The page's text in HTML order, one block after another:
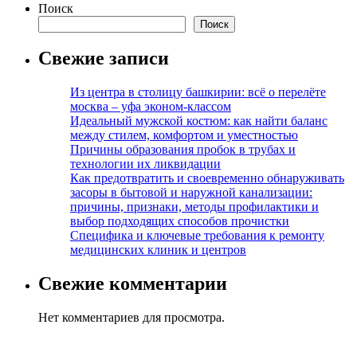
Поиск
Поиск
Свежие записи
Из центра в столицу башкирии: всё о перелёте
москва – уфа эконом-классом
Идеальный мужской костюм: как найти баланс
между стилем, комфортом и уместностью
Причины образования пробок в трубах и
технологии их ликвидации
Как предотвратить и своевременно обнаруживать
засоры в бытовой и наружной канализации:
причины, признаки, методы профилактики и
выбор подходящих способов прочистки
Специфика и ключевые требования к ремонту
медицинских клиник и центров
Свежие комментарии
Нет комментариев для просмотра.